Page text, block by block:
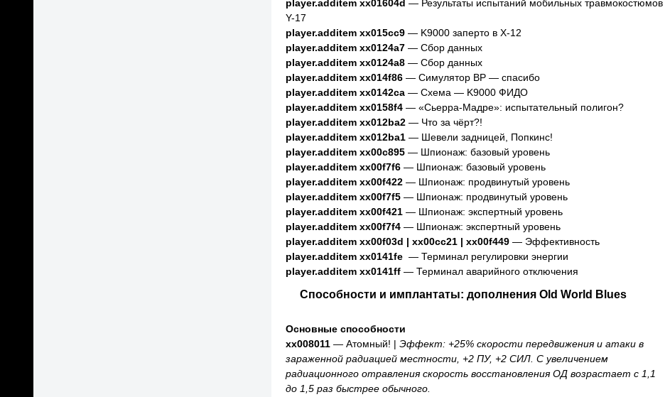
player.additem xx01604d — Результаты испытаний мобильных травмокостюмов
Y-17
player.additem xx015cc9 — K9000 заперто в X-12
player.additem xx0124a7 — Сбор данных
player.additem xx0124a8 — Сбор данных
player.additem xx014f86 — Симулятор ВР — спасибо
player.additem xx0142ca — Схема — K9000 ФИДО
player.additem xx0158f4 — «Сьерра-Мадре»: испытательный полигон?
player.additem xx012ba2 — Что за чёрт?!
player.additem xx012ba1 — Шевели задницей, Попкинс!
player.additem xx00c895 — Шпионаж: базовый уровень
player.additem xx00f7f6 — Шпионаж: базовый уровень
player.additem xx00f422 — Шпионаж: продвинутый уровень
player.additem xx00f7f5 — Шпионаж: продвинутый уровень
player.additem xx00f421 — Шпионаж: экспертный уровень
player.additem xx00f7f4 — Шпионаж: экспертный уровень
player.additem xx00f03d | xx00cc21 | xx00f449 — Эффективность
player.additem xx0141fe — Терминал регулировки энергии
player.additem xx0141ff — Терминал аварийного отключения
Способности и имплантаты: дополнения Old World Blues
Основные способности
xx008011 — Атомный! | Эффект: +25% скорости передвижения и атаки в
зараженной радиацией местности, +2 ПУ, +2 СИЛ. С увеличением
радиационного отравления скорость восстановления ОД возрастает с 1,1
до 1,5 раз быстрее обычного.